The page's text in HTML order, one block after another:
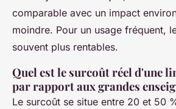
comparable avec un impact
moindre. Pour un usage fréquent,
souvent plus rentables.
Quel est le surcoût réel d'une
par rapport aux grandes
Le surcoût se situe entre 20 et 50